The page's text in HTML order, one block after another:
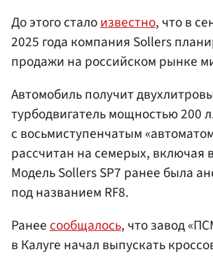
До этого сталоизвестно, что в
2025 года компания Sollers
продажи на российском рынке
Автомобиль получит
турбодвигатель мощностью 200
с восьмиступенчатым
рассчитан на семерых, включая
Модель Sollers SP7 ранее была
под названием RF8.
Ранеесообщалось, что завод
в Калуге начал выпускать